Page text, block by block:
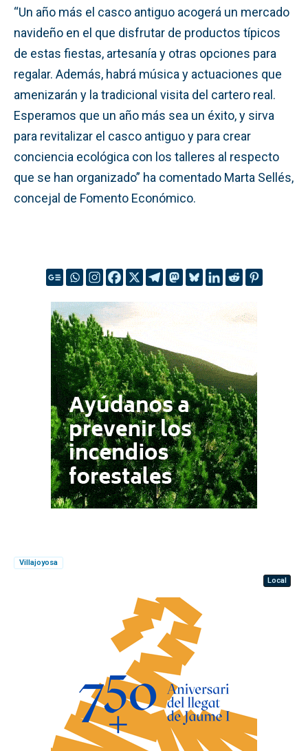
“Un año más el casco antiguo acogerá un mercado
navideño en el que disfrutar de productos típicos
de estas fiestas, artesanía y otras opciones para
regalar. Además, habrá música y actuaciones que
amenizarán y la tradicional visita del cartero real.
Esperamos que un año más sea un éxito, y sirva
para revitalizar el casco antiguo y para crear
conciencia ecológica con los talleres al respecto
que se han organizado” ha comentado Marta Sellés,
concejal de Fomento Económico.
Villajoyosa
Local